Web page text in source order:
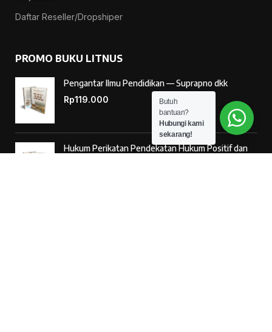
Daftar Reseller/Dropshiper
PROMO BUKU LITNUS
Pengantar Ilmu Pendidikan — Suprapno dkk
Rp119.000
Hukum Perikatan Pendekatan Hukum Positif dan
Butuh
bantuan?
Hubungi kami
sekarang!